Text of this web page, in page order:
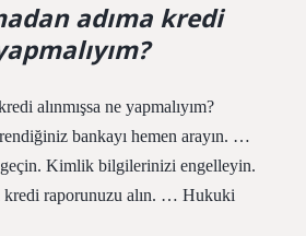
adıma kredi
alınmışsa ne yapmalıyım?
bankayı hemen arayın. …
geçin. Kimlik bilgilerinizi engelleyin.
raporunuzu alın. … Hukuki